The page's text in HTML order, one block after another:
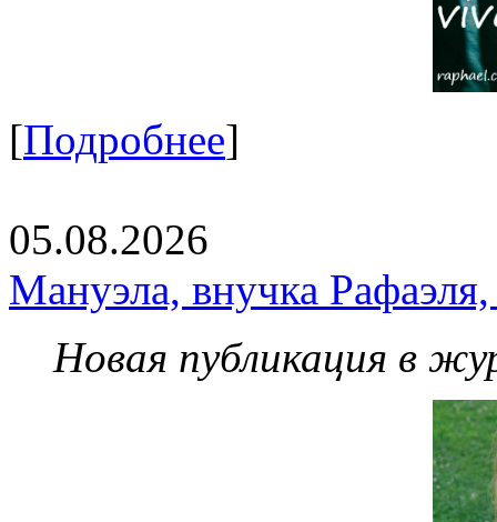
[Подробнее]
05.08.2026
Мануэла, внучка
Новая публикация в